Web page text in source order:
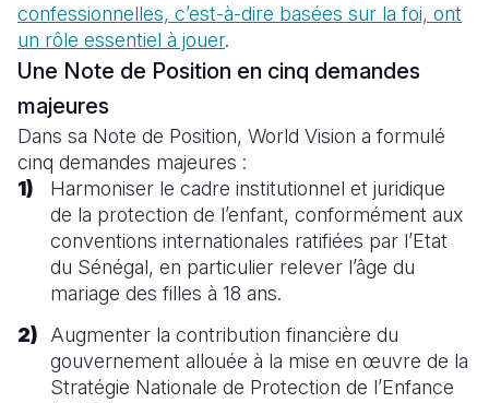
Zimbabwe
Vanuatu
United
West Bank
confessionnelles, c’est-à-dire basées sur la foi, ont
un rôle essentiel à jouer.
Une Note de Position en cinq demandes
majeures
Dans sa Note de Position, World Vision a formulé
cinq demandes majeures :
Harmoniser le cadre institutionnel et juridique
de la protection de l’enfant, conformément aux
conventions internationales ratifiées par l’Etat
du Sénégal, en particulier relever l’âge du
mariage des filles à 18 ans.
Augmenter la contribution financière du
gouvernement allouée à la mise en œuvre de la
Stratégie Nationale de Protection de l’Enfance